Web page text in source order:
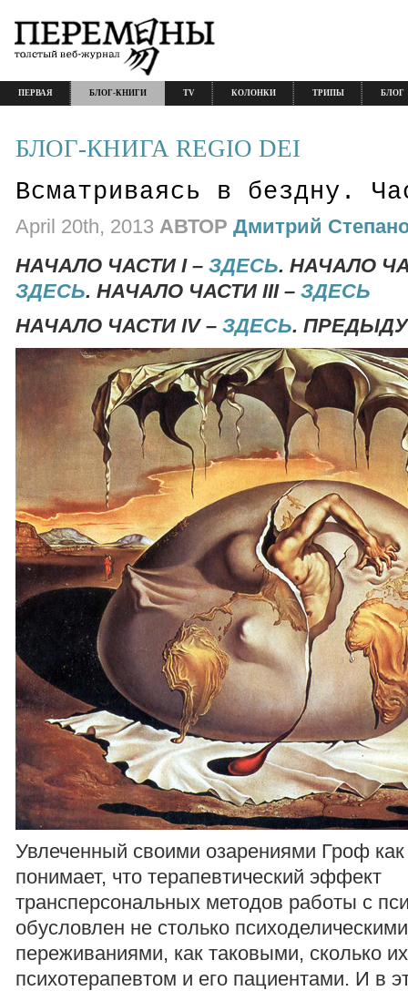
ПЕРВАЯ БЛОГ-КНИГИ TV КОЛОНКИ ТРИПЫ БЛОГ
БЛОГ-КНИГА REGIO DEI
Всматриваясь в бездну.
April 20th, 2013 АВТОР Дмитрий
НАЧАЛО ЧАСТИ I – ЗДЕСЬ. НАЧАЛО
ЗДЕСЬ. НАЧАЛО ЧАСТИ III – ЗДЕСЬ
НАЧАЛО ЧАСТИ IV – ЗДЕСЬ.
Увлеченный своими озарениями Гроф как
понимает, что терапевтический эффект
трансперсональных методов работы с
обусловлен не столько психоделическими
переживаниями, как таковыми, сколько
психотерапевтом и его пациентами. И в